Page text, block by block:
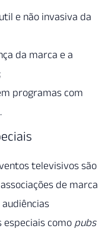
e não invasiva da
da marca e a
programas com
televisivos são
de marca
especiais como pubs